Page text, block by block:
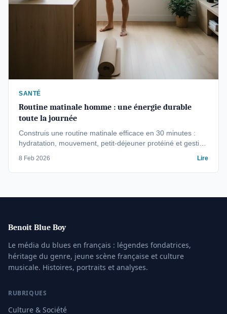
SANTÉ
Routine matinale homme : une énergie durable
toute la journée
Construis une routine matinale efficace en 30 minutes :
hydratation, mouvement, petit-déjeuner protéiné et gestion
8 Feb 2026 Lire
Benoit Blue Boy
Le média du blues en français : légendes fondatrices,
héritage du genre, jeune scène française et culture
musicale. Histoires, portraits et analyses.
RUBRIQUES
Culture & Société